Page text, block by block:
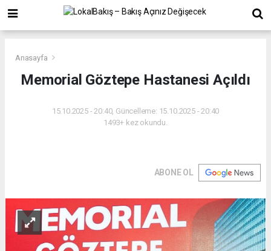
Anasayfa
Memorial Göztepe Hastanesi Açıldı
15.10.2025 - 20:40, Güncelleme: 15.10.2025 - 20:40
1493+ kez okundu.
ABONE OL